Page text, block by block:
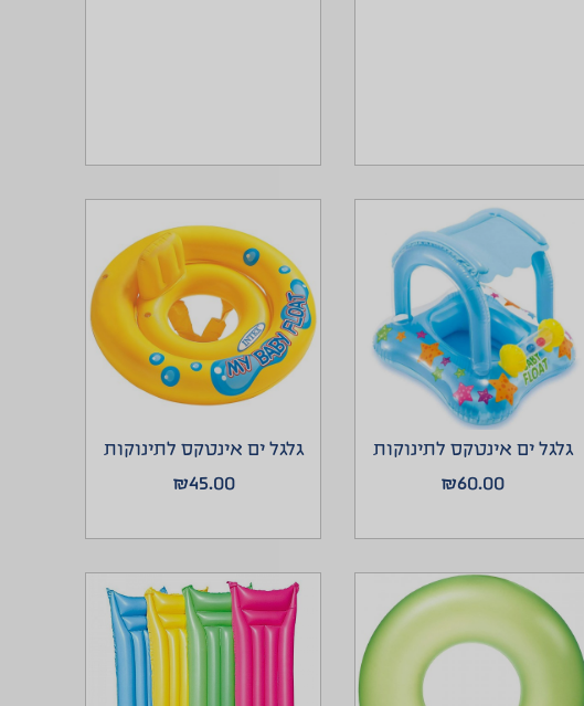
גלגל ים אינטקס לתינוקות
₪60.00
גלגל ים אינטקס לתינוקות
₪45.00